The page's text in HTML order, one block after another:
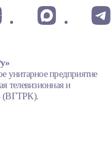
унитарное предприятие
телевизионная и
(ВГТРК).